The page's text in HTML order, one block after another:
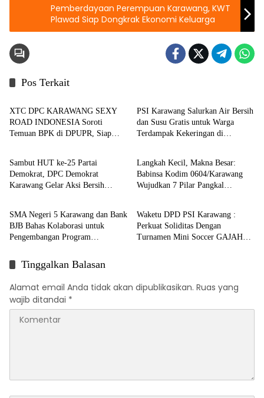
Pemberdayaan Perempuan Karawang, KWT
Plawad Siap Dongkrak Ekonomi Keluarga
Pos Terkait
Berita
XTC DPC KARAWANG SEXY
ROAD INDONESIA Soroti
Temuan BPK di DPUPR, Siap
PSI Karawang Salurkan Air Bersih
dan Susu Gratis untuk Warga
Terdampak Kekeringan di
Berita
Sambut HUT ke-25 Partai
Demokrat, DPC Demokrat
Karawang Gelar Aksi Bersih
Berita
Langkah Kecil, Makna Besar:
Babinsa Kodim 0604/Karawang
Wujudkan 7 Pilar Pangkal
Berita
SMA Negeri 5 Karawang dan Bank
BJB Bahas Kolaborasi untuk
Pengembangan Program
Berita
Waketu DPD PSI Karawang :
Perkuat Soliditas Dengan
Turnamen Mini Soccer GAJAH
Tinggalkan Balasan
Alamat email Anda tidak akan dipublikasikan. Ruas yang
wajib ditandai *